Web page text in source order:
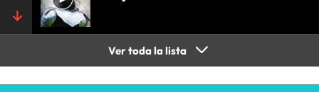
Ver toda la lista